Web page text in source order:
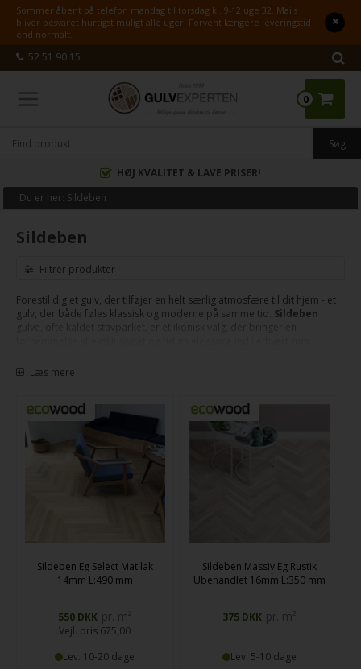
Sommer åbent på telefon mandag til torsdag kl. 9-12 uge 32. Mails
bliver besvaret hurtigst muligt alle uger. Forvent længere leveringstid
end normalt.
52 51 90 15
0
HØJ KVALITET & LAVE PRISER!
Du er her: Sildeben
Sildeben
Filtrer produkter
Forestil dig et gulv, der tilføjer en helt særlig atmosfære til dit hjem - et
gulv, der både føles klassisk og moderne på samme tid. Sildeben
Et sildebensgulv kan transformere både den klassiske patriciavilla og
gulvspånplader eller beton, skaber det genkendelige mønster, som
mange drømmer om. Dette gulv er ikke blot en overflade; det er et
centralt element, der definerer rummets karakter og den daglige
oplevelse i hjemmet.
Læs mere
Sildeben Eg Select Mat lak
14mm L:490 mm
550DKK pr. m²
Vejl. pris 675,00
Lev. 10-20 dage
Sildeben Massiv Eg Rustik
Ubehandlet 16mm L:350 mm
375DKK pr. m²
Lev. 5-10 dage